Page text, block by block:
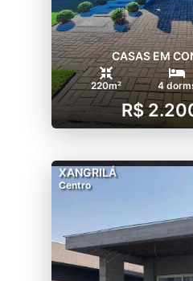
CASAS EM
220m² 4
R$
XANGRILÁ
Centro